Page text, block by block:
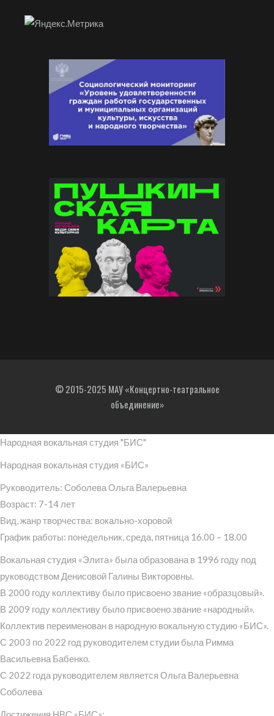
© 2015-2025 МАУ «Концертно-театральное
объединение»
Народная вокальная студия "БИС"
Народная вокальная студия «БИС»
Руководитель: Соболева Ольга Валерьевна
Возраст: 7-14 лет
Вид, жанр творчества: вокально-хоровой
График работы: понедельник, среда, пятница 16.00 – 18.00
Вокальная студия «Элита» была образована в 1996 году под
руководством Денисовой Галины Викторовны.
В 2000 году коллективу было присвоено звание «образцовый».
В 2009 году коллективу было присвоено звание «народный».
Коллектив переименован в народную вокальную студию «БИС».
С 2003 по 2022 год руководителем студии была Римма
Васильевна Бабенко.
С 2022 года руководителем является Ольга Валерьевна
Соболева